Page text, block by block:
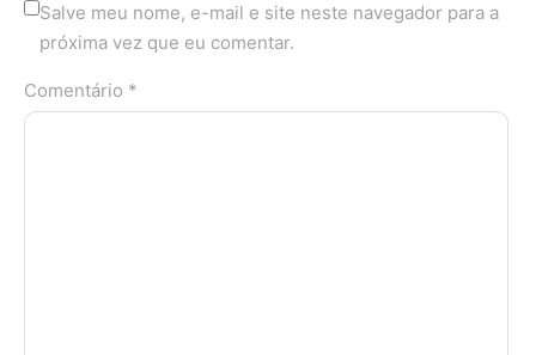
Salve meu nome, e-mail e site neste navegador para a
próxima vez que eu comentar.
Comentário *